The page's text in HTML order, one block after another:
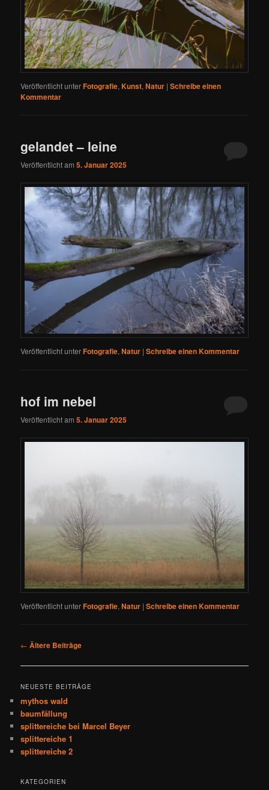
Veröffentlicht unterFotografie,Kunst,Natur |Schreibe einen
Kommentar
gelandet – leine
Veröffentlicht am5. Januar 2025
Veröffentlicht unterFotografie,Natur |Schreibe einen Kommentar
hof im nebel
Veröffentlicht am5. Januar 2025
Veröffentlicht unterFotografie,Natur |Schreibe einen Kommentar
Beitragsnavigation
← Ältere Beiträge
NEUESTE BEITRÄGE
mythos wald
baumfällung
splittereiche bei Marcel Beyer
splittereiche 1
splittereiche 2
KATEGORIEN